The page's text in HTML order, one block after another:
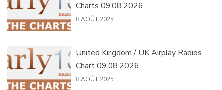
Charts 09.08.2026
8 AOÛT 2026
United Kingdom / UK Airplay Radios
Chart 09.08.2026
8 AOÛT 2026